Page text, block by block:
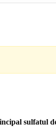
sulfatul